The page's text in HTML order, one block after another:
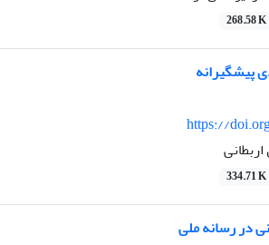
268.58 K
پیشگیرانه
https://
334.71 K
در رسانه ملی